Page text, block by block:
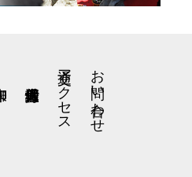
お問い合わせ
交通アクセス